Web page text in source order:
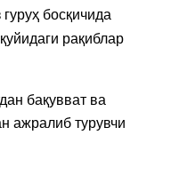
босқичида
рақиблар
бақувват ва
ажралиб турувчи